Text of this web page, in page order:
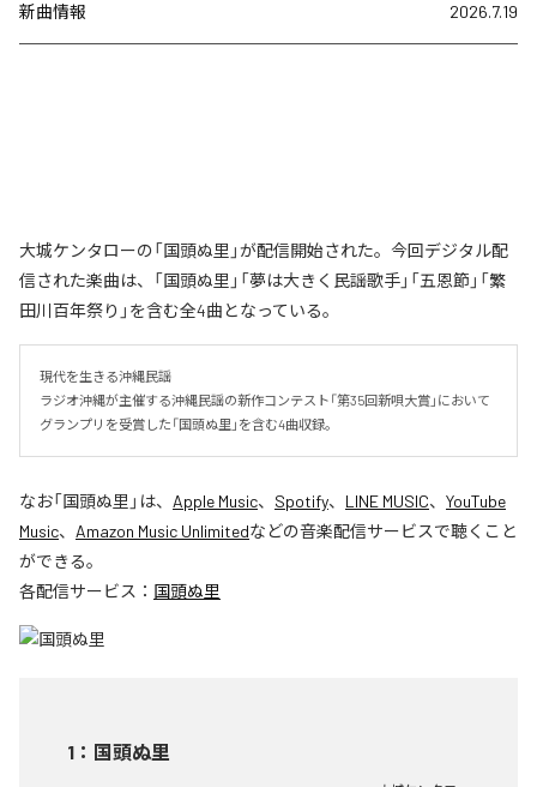
新曲情報 2026.7.19
大城ケンタローの「国頭ぬ里」が配信開始された。今回デジタル配
信された楽曲は、「国頭ぬ里」「夢は大きく民謡歌手」「五恩節」「繁
田川百年祭り」を含む全4曲となっている。
現代を生きる沖縄民謡
ラジオ沖縄が主催する沖縄民謡の新作コンテスト「第35回新唄大賞」において
グランプリを受賞した「国頭ぬ里」を含む4曲収録。
なお「国頭ぬ里 」は、 Apple Music、 Spotify、 LINE MUSIC、 YouTube
Music、 Amazon Music Unlimitedなどの音楽配信サービスで聴くこと
ができる。
各配信サービス： 国頭ぬ里
1 ： 国頭ぬ里